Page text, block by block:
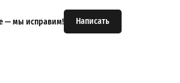
Написать
— мы исправим!